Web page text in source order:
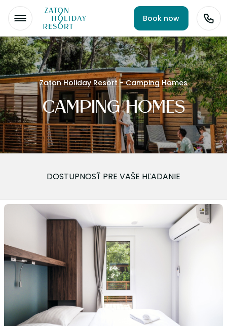
Book now
Zaton Holiday Resort - Camping Homes
CAMPING HOMES
DOSTUPNOSŤ PRE VAŠE HĽADANIE